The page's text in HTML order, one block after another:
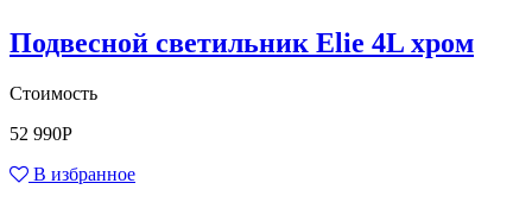
Подвесной светильник Elie 4L хром
Стоимость
52 990Р
В избранное